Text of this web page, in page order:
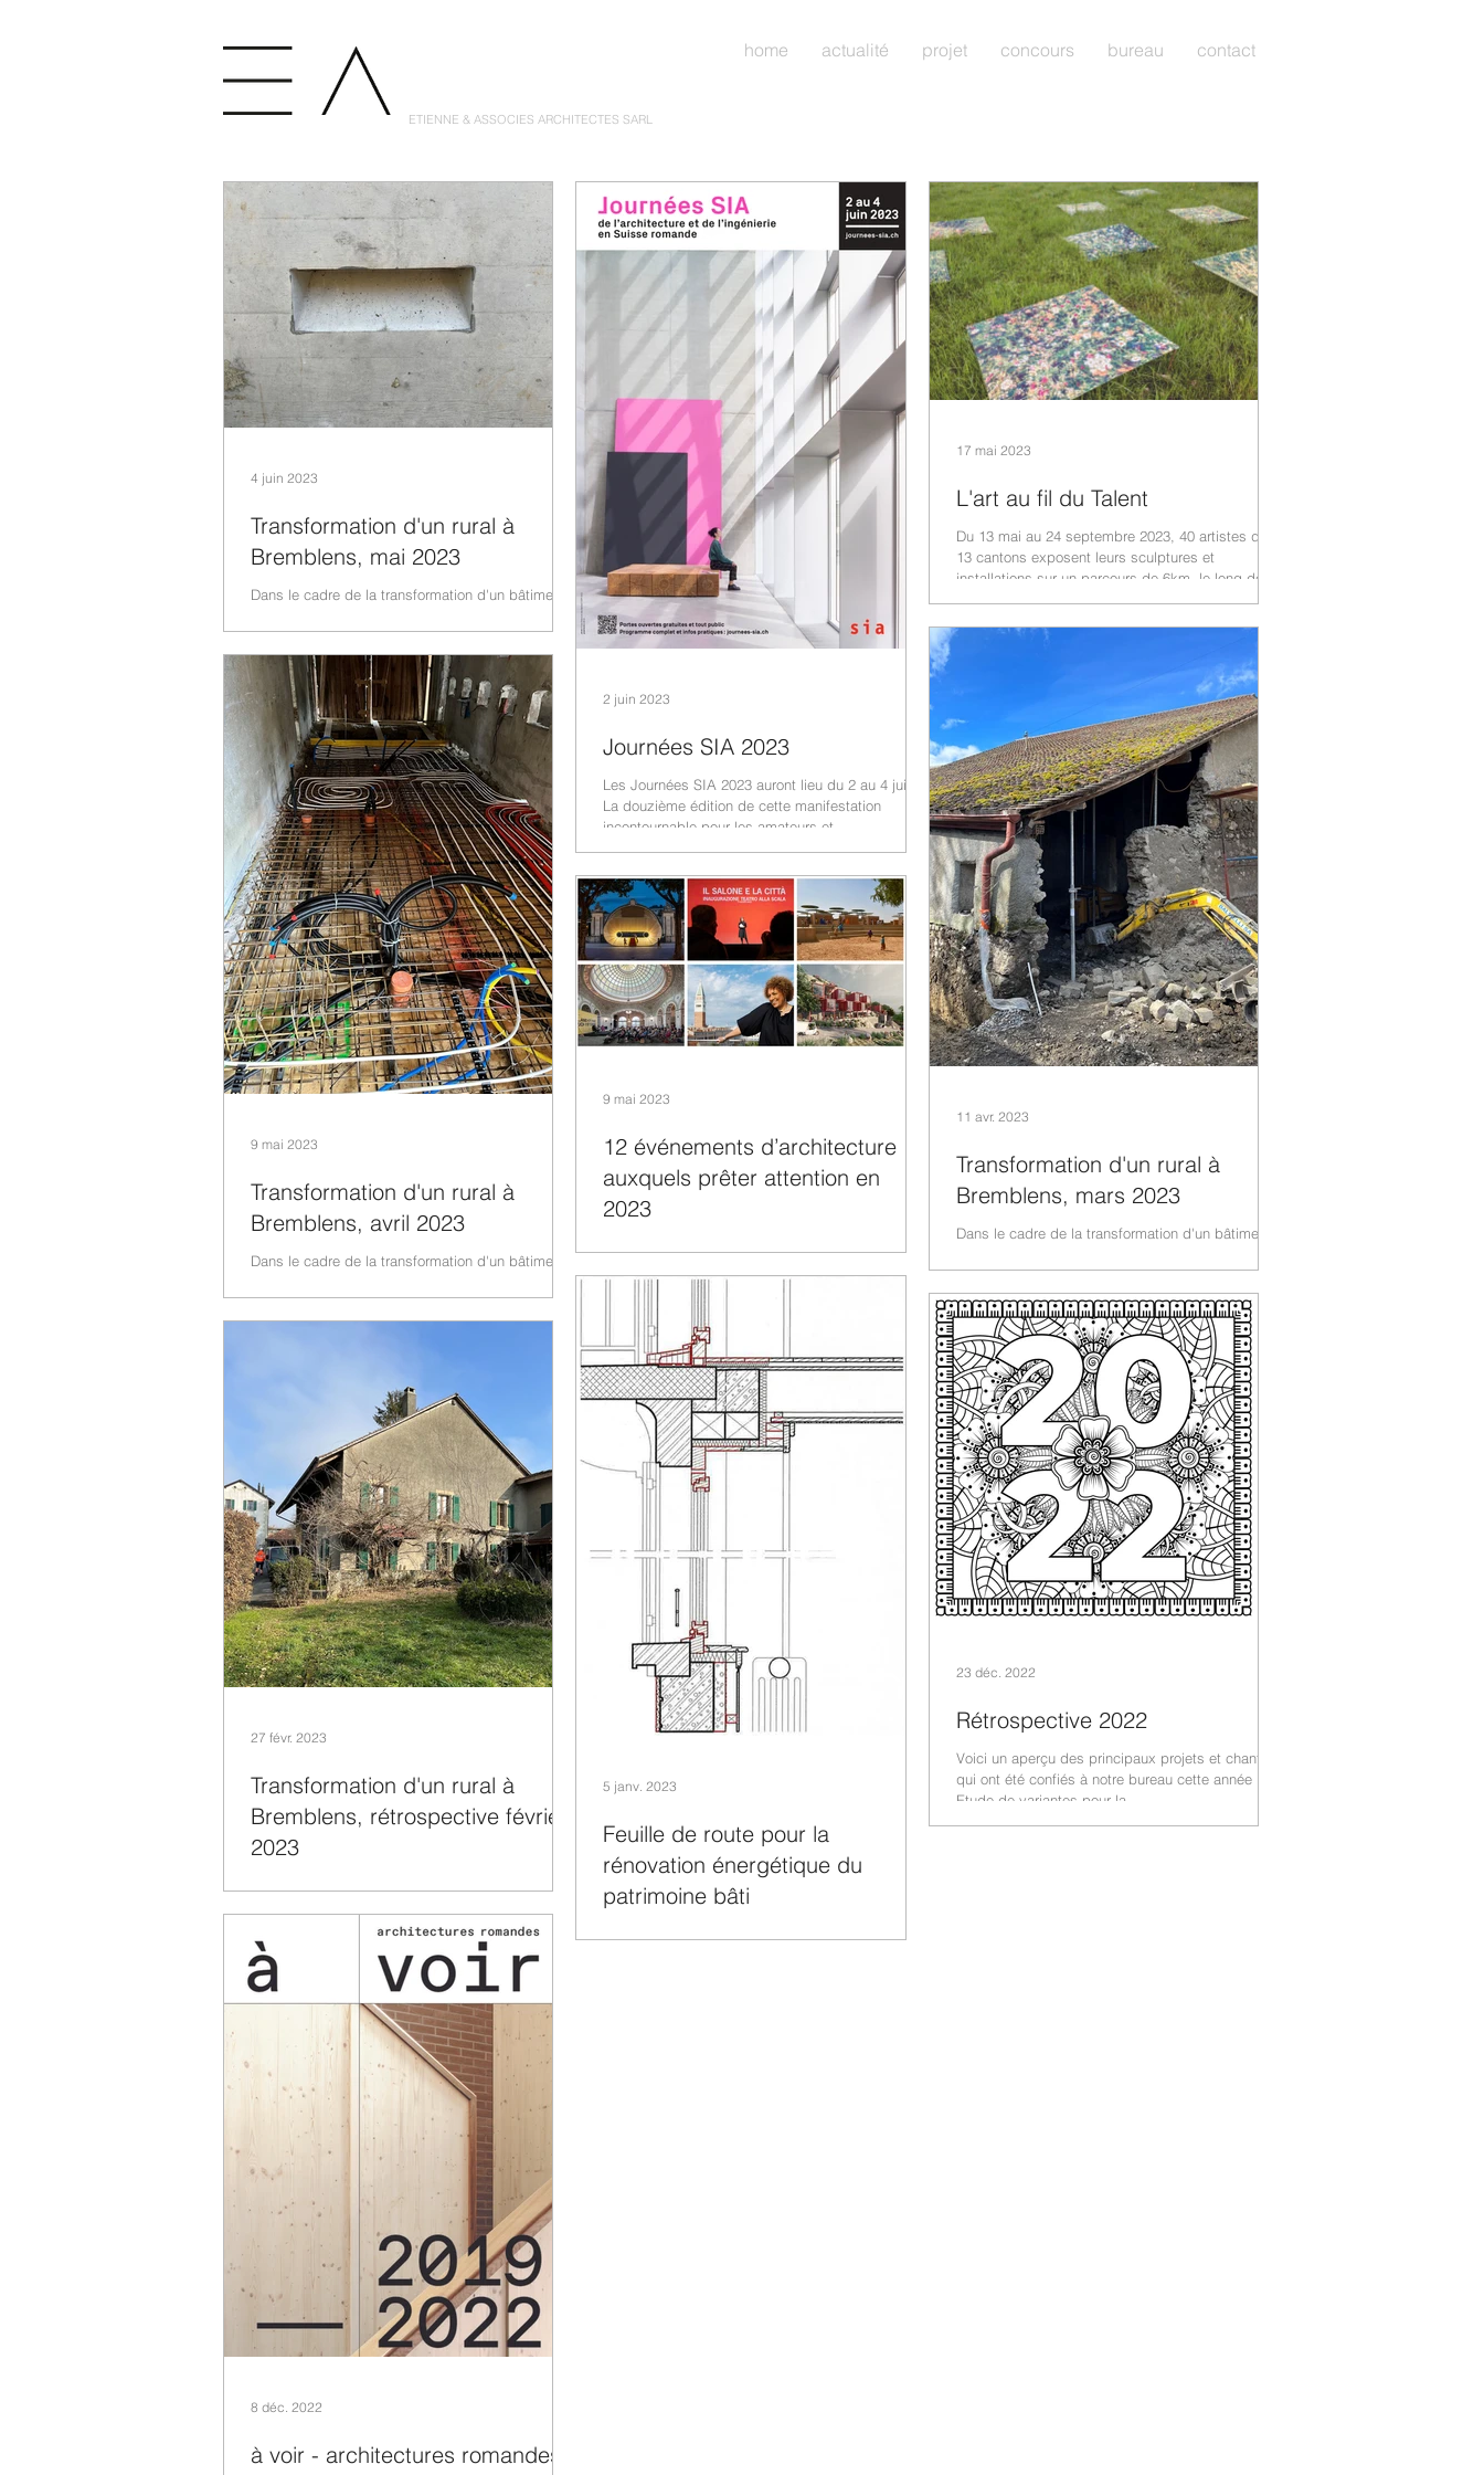
home actualité projet concours bureau contact
ETIENNE & ASSOCIES ARCHITECTES SARL
Transformation d'un rural à
Bremblens, mai 2023
Dans le cadre de la transformation d'un bâtiment
proposons de suivre l'évolution des travaux...
4 juin 2023
Journées SIA 2023
Les Journées SIA 2023 auront lieu du 2 au 4 juin!
La douzième édition de cette manifestation
incontournable pour les amateurs et...
2 juin 2023
L'art au fil du Talent
Du 13 mai au 24 septembre 2023, 40 artistes de
13 cantons exposent leurs sculptures et
installations sur un parcours de 6km, le long de...
17 mai 2023
Transformation d'un rural à
Bremblens, avril 2023
Dans le cadre de la transformation d'un bâtiment
proposons de suivre l'évolution des travaux...
9 mai 2023
12 événements d’architecture
auxquels prêter attention en
2023
9 mai 2023
Transformation d'un rural à
Bremblens, mars 2023
Dans le cadre de la transformation d'un bâtiment
proposons de suivre l'évolution des travaux...
11 avr. 2023
Transformation d'un rural à
Bremblens, rétrospective février
2023
proposons de suivre l'évolution des travaux...
27 févr. 2023
Feuille de route pour la
rénovation énergétique du
patrimoine bâti
5 janv. 2023
Rétrospective 2022
Voici un aperçu des principaux projets et chantiers
qui ont été confiés à notre bureau cette année :
Etude de variantes pour la...
23 déc. 2022
à voir - architectures romandes
8 déc. 2022